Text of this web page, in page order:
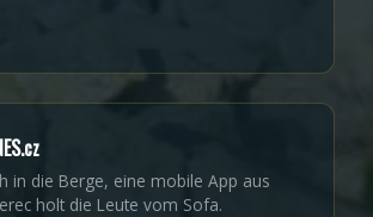
in die Berge, eine mobile App aus
holt die Leute vom Sofa.